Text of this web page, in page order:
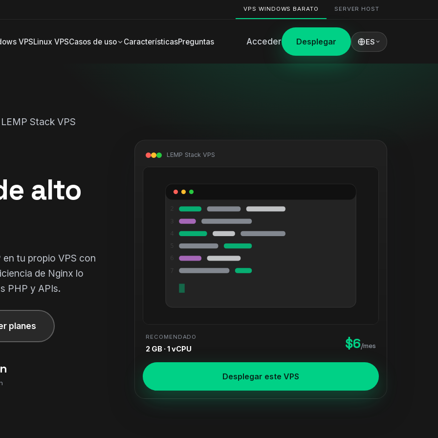
VPS WINDOWS BARATO SERVER HOST
VPSLinux VPSCasos de uso CaracterísticasPreguntas Acceder Desplegar ES
Stack VPS
alto
tu propio VPS con
de Nginx lo
PHP y APIs.
planes
LEMP Stack VPS
RECOMENDADO
2 GB · 1 vCPU $6/mes
Desplegar este VPS